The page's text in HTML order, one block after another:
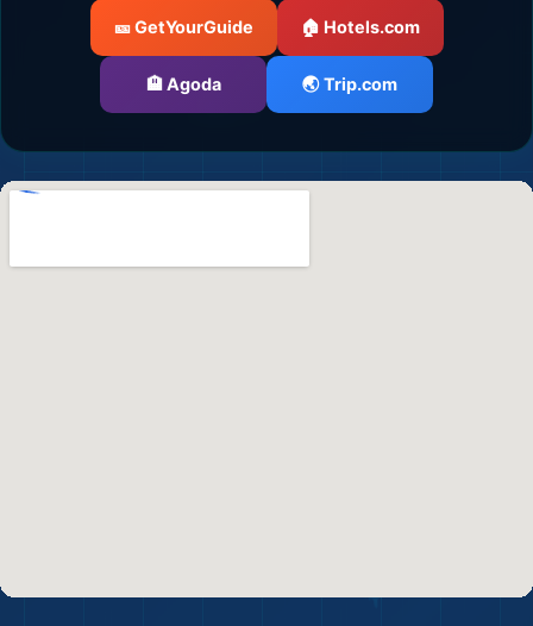
🎫 GetYourGuide 🏠 Hotels.com
🏨 Agoda 🌏 Trip.com